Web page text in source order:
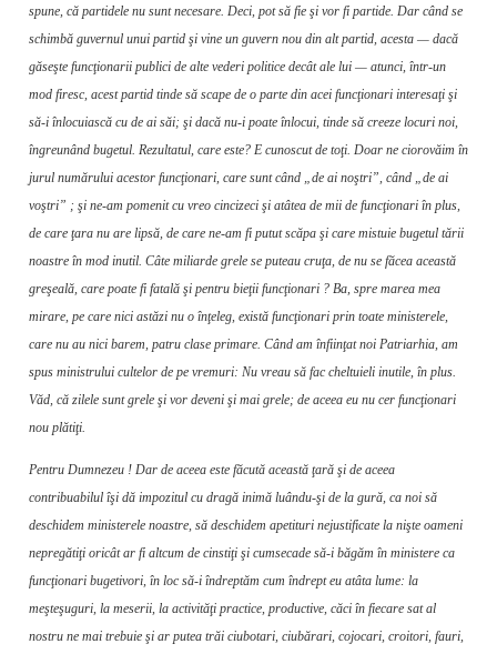
spune, că partidele nu sunt necesare. Deci, pot să fie şi vor fi partide. Dar când se
schimbă guvernul unui partid şi vine un guvern nou din alt partid, acesta — dacă
găseşte funcţionarii pu­blici de alte vederi politice decât ale lui — atunci, într-un
mod firesc, acest partid tinde să scape de o parte din acei funcţionari intere­saţi şi
să-i înlocuiască cu de ai săi; şi dacă nu-i poate înlocui, tinde să creeze locuri noi,
îngreunând bugetul. Rezultatul, care este? E cunoscut de toţi. Doar ne ciorovăim în
jurul numărului acestor funcţionari, care sunt când „de ai noştri”, când „de ai
voştri” ; şi ne-am pomenit cu vreo cincizeci şi atâtea de mii de funcţionari în plus,
de care ţara nu are lipsă, de care ne-am fi putut scăpa şi care mistuie bugetul tării
noastre în mod inutil. Câte miliarde grele se puteau cruţa, de nu se făcea această
greşeală, care poate fi fatală şi pentru bieţii funcţionari ? Ba, spre marea mea
mirare, pe care nici astăzi nu o înţeleg, există funcţionari prin toate ministerele,
care nu au nici barem, patru clase primare. Când am înfiinţat noi Patriarhia, am
spus ministrului cultelor de pe vremuri: Nu vreau să fac cheltuieli inutile, în plus.
Văd, că zilele sunt grele şi vor deveni şi mai grele; de aceea eu nu cer funcţionari
nou plătiţi.
Pentru Dumnezeu ! Dar de aceea este făcută această ţară şi de aceea
contribuabilul îşi dă impozitul cu dragă inimă luându-şi de la gură, ca noi să
deschidem ministerele noastre, să deschidem apetituri nejustificate la nişte oameni
nepregătiţi ori­cât ar fi altcum de cinstiţi şi cumsecade să-i băgăm în ministere ca
funcţionari bu­getivori, în loc să-i îndreptăm cum îndrept eu atâta lume: la
meşteşuguri, la meserii, la activităţi practice, productive, căci în fie­care sat al
nostru ne mai trebuie şi ar putea trăi ciubotari, ciubărari, cojocari, croitori, fauri,